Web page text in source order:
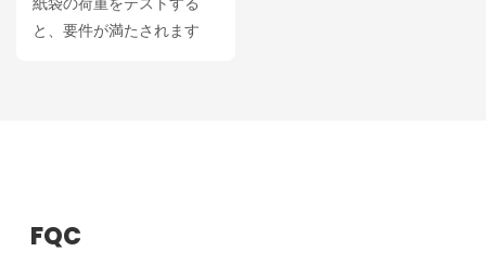
と、要件が満たされます
FQC